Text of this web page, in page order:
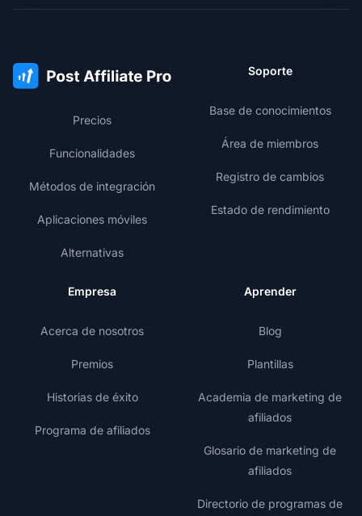
Precios
Funcionalidades
Métodos de integración
Aplicaciones móviles
Alternativas
Soporte
Base de conocimientos
Área de miembros
Registro de cambios
Estado de rendimiento
Empresa
Acerca de nosotros
Premios
Historias de éxito
Programa de afiliados
Aprender
Blog
Plantillas
Academia de marketing de
afiliados
Glosario de marketing de
afiliados
Directorio de programas de